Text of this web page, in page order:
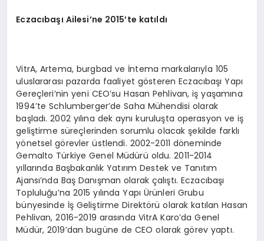
Eczacıbaşı Ailesi’ne 2015’te katıldı
VitrA, Artema, burgbad ve İntema markalarıyla 105
uluslararası pazarda faaliyet gösteren Eczacıbaşı Yapı
Gereçleri’nin yeni CEO’su Hasan Pehlivan, iş yaşamına
1994’te Schlumberger’de Saha Mühendisi olarak
başladı. 2002 yılına dek aynı kuruluşta operasyon ve iş
geliştirme süreçlerinden sorumlu olacak şekilde farklı
yönetsel görevler üstlendi. 2002-2011 döneminde
Gemalto Türkiye Genel Müdürü oldu. 2011-2014
yıllarında Başbakanlık Yatırım Destek ve Tanıtım
Ajansı’nda Baş Danışman olarak çalıştı. Eczacıbaşı
Topluluğu’na 2015 yılında Yapı Ürünleri Grubu
bünyesinde İş Geliştirme Direktörü olarak katılan Hasan
Pehlivan, 2016-2019 arasında VitrA Karo’da Genel
Müdür, 2019’dan bugüne de CEO olarak görev yaptı.